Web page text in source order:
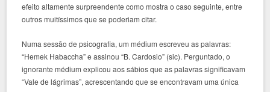
efeito altamente surpreendente como mostra o caso seguinte, entre
outros muitíssimos que se poderiam citar.
Numa sessão de psicografia, um médium escreveu as palavras:
“Hemek Habaccha” e assinou “B. Cardosio” (sic). Perguntado, o
ignorante médium explicou aos sábios que as palavras significavam
“Vale de lágrimas”, acrescentando que se encontravam uma única